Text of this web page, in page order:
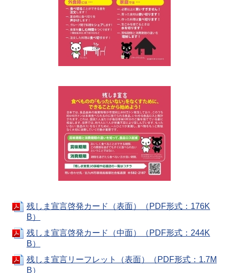
残しま宣言啓発カード（表面）（PDF形式：176K
B）
残しま宣言啓発カード（中面）（PDF形式：244K
B）
残しま宣言リーフレット（表面）（PDF形式：1.7M
B）